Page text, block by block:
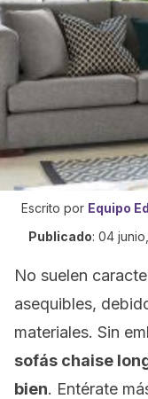
Escrito por Equipo
Publicado: 04
No suelen
asequibles,
materiales. Sin
sofás chaise
bien. Entérate